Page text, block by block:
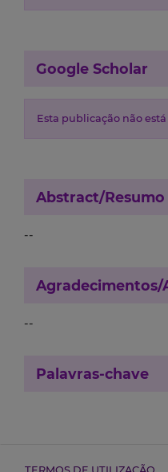
Google Scholar
Esta publicação não
Abstract/Resumo
--
--
Palavras-chave